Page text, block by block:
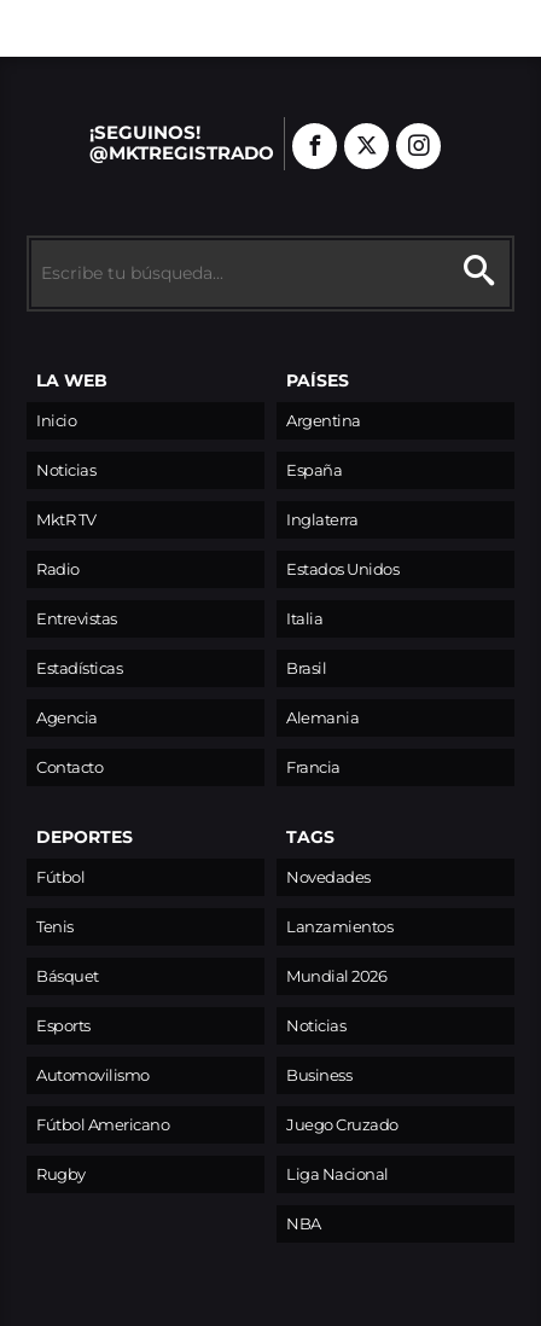
¡SEGUINOS!
@MKTREGISTRADO
LA WEB
Inicio
Noticias
MktR TV
Radio
Entrevistas
Estadísticas
Agencia
Contacto
PAÍSES
Argentina
España
Inglaterra
Estados Unidos
Italia
Brasil
Alemania
Francia
DEPORTES
Fútbol
Tenis
Básquet
Esports
Automovilismo
Fútbol Americano
Rugby
TAGS
Novedades
Lanzamientos
Mundial 2026
Noticias
Business
Juego Cruzado
Liga Nacional
NBA